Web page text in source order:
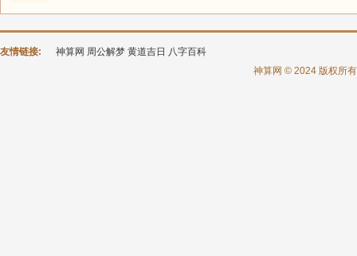
友情链接: 神算网 周公解梦 黄道吉日 八字百科
神算网 © 2024 版权所